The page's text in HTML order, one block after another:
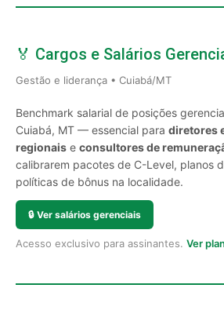
🏅 Cargos e Salários
Gestão e liderança • Cuiabá/MT
Benchmark salarial de posições
Cuiabá, MT — essencial para diretores
regionais e consultores de
calibrarem pacotes de C-Level, planos
políticas de bônus na localidade.
🔒 Ver salários gerenciais
Acesso exclusivo para assinantes. Ver